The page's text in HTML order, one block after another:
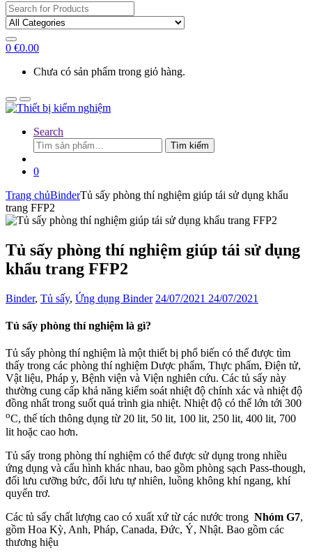
Search
for:
0 €0.00
Chưa có sản phẩm trong giỏ hàng.
Search
Tìm
kiếm:
Tìm kiếm
0
Trang chủBinderTủ sấy phòng thí nghiệm giúp tái sử dụng khẩu
trang FFP2
Tủ sấy phòng thí nghiệm giúp tái sử dụng
khẩu trang FFP2
Binder, Tủ sấy, Ứng dụng Binder 24/07/2021 24/07/2021
Tủ sấy phòng thí nghiệm là gì?
Tủ sấy phòng thí nghiệm là một thiết bị phổ biến có thể được tìm
thấy trong các phòng thí nghiệm Dược phẩm, Thực phẩm, Điện tử,
Vật liệu, Pháp y, Bệnh viện và Viện nghiên cứu. Các tủ sấy này
thường cung cấp khả năng kiểm soát nhiệt độ chính xác và nhiệt độ
đồng nhất trong suốt quá trình gia nhiệt. Nhiệt độ có thể lớn tới 300
oC, thế tích thông dụng từ 20 lit, 50 lit, 100 lit, 250 lit, 400 lit, 700
lit hoặc cao hơn.
Tủ sấy trong phòng thí nghiệm có thể được sử dụng trong nhiều
ứng dụng và cấu hình khác nhau, bao gồm phòng sạch Pass-though,
đối lưu cưỡng bức, đối lưu tự nhiên, luồng không khí ngang, khí
quyển trơ.
Các tủ sấy chất lượng cao có xuất xứ từ các nước trong Nhóm G7,
gồm Hoa Kỳ, Anh, Pháp, Canada, Đức, Ý, Nhật. Bao gồm các
thương hiệu